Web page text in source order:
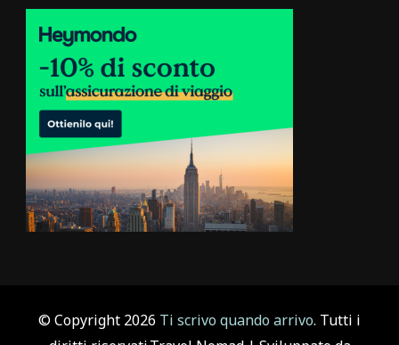
© Copyright 2026 Ti scrivo quando arrivo. Tutti i